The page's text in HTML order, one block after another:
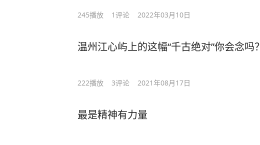
245播放 1评论 2022年03月10日
温州江心屿上的这幅“千古绝对”你会念吗？
222播放 3评论 2021年08月17日
最是精神有力量